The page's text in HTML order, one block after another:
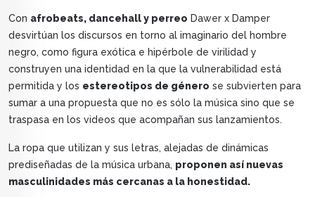
Con afrobeats, dancehall y perreo Dawer x Damper
desvirtúan los discursos en torno al imaginario del hombre
negro, como figura exótica e hipérbole de virilidad y
construyen una identidad en la que la vulnerabilidad está
permitida y los estereotipos de género se subvierten para
sumar a una propuesta que no es sólo la música sino que se
traspasa en los videos que acompañan sus lanzamientos.
La ropa que utilizan y sus letras, alejadas de dinámicas
prediseñadas de la música urbana, proponen así nuevas
masculinidades más cercanas a la honestidad.